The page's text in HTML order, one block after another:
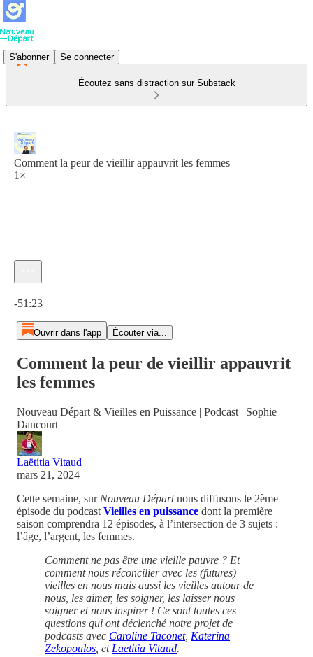
S'abonner Se connecter
Écoutez sans distraction sur Substack
Comment la peur de vieillir appauvrit les femmes
1×
-51:23
Ouvrir dans l'app Écouter via...
Comment la peur de vieillir appauvrit
les femmes
Nouveau Départ & Vieilles en Puissance | Podcast | Sophie
Dancourt
Laëtitia Vitaud
mars 21, 2024
Cette semaine, sur Nouveau Départnous diffusons le 2ème
épisode du podcast Vieilles en puissance dont la première
saison comprendra 12 épisodes, à l’intersection de 3 sujets :
l’âge, l’argent, les femmes.
Comment ne pas être une vieille pauvre ? Et
comment nous réconcilier avec les (futures)
vieilles en nous mais aussi les vieilles autour de
nous, les aimer, les soigner, les laisser nous
soigner et nous inspirer ! Ce sont toutes ces
questions qui ont déclenché notre projet de
podcasts avec Caroline Taconet, Katerina
Zekopoulos , et Laetitia Vitaud.